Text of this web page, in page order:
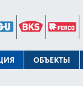
ОБЪЕКТЫ